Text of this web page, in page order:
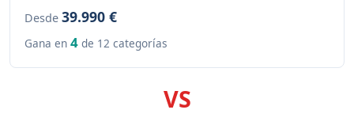
Desde 39.990 €
Gana en 4de 12 categorías
VS